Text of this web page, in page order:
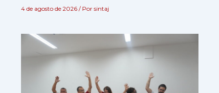
4 de agosto de 2026 / Por sintaj